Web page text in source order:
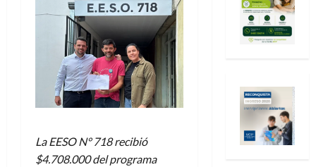
La EESO N° 718 recibió
$4.708.000 del programa